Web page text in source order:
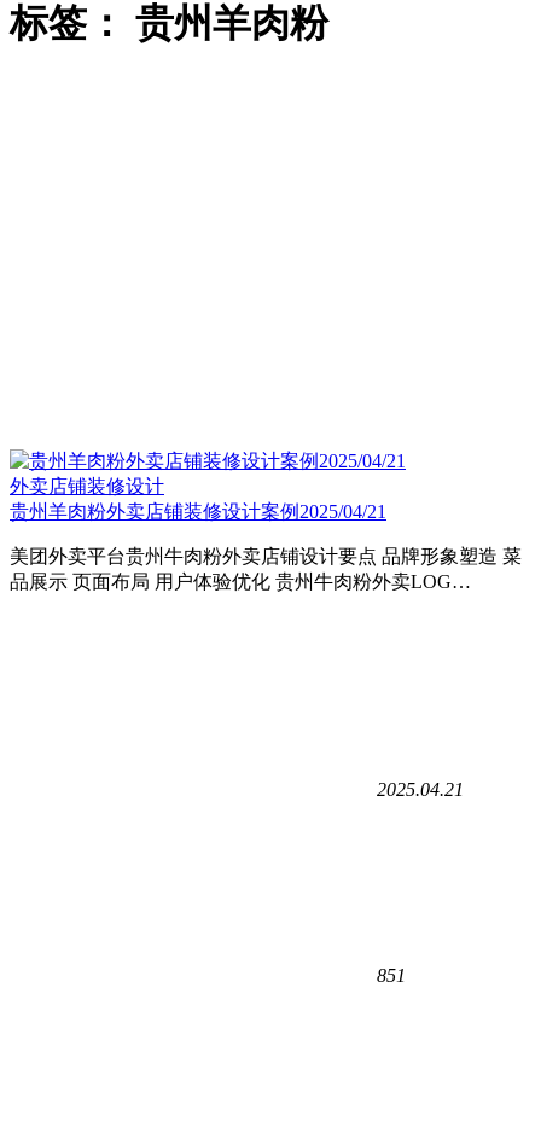
标签： 贵州羊肉粉
外卖店铺装修设计
贵州羊肉粉外卖店铺装修设计案例2025/04/21
美团外卖平台贵州牛肉粉外卖店铺设计要点​ 品牌形象塑造 菜
品展示 页面布局 用户体验优化 贵州牛肉粉外卖LOG…
2025.04.21
851